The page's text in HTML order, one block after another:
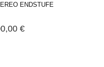
ENDSTUFE
€